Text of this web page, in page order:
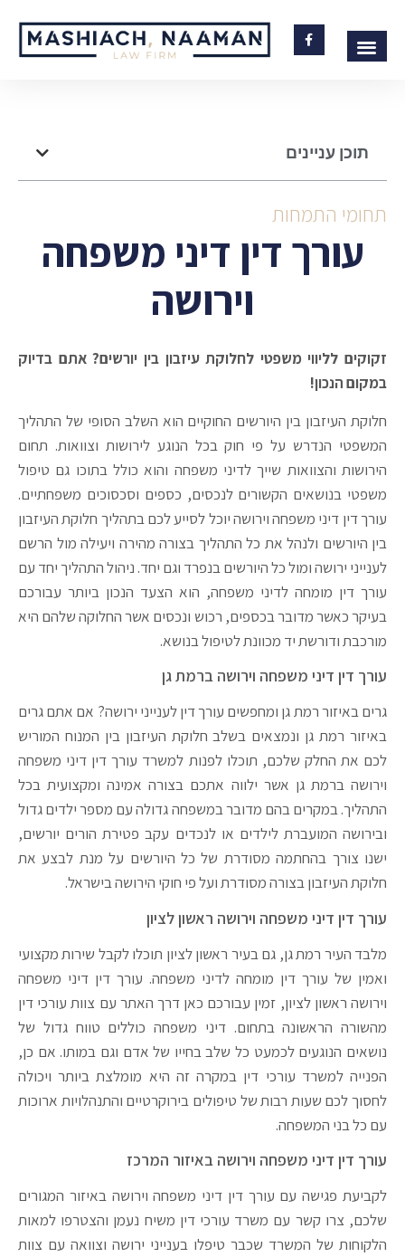
תחומי התמחות
עורך דין דיני משפחה
וירושה
זקוקים לליווי משפטי לחלוקת עיזבון בין יורשים? אתם בדיוק
במקום הנכון!
חלוקת העיזבון בין היורשים החוקיים הוא השלב הסופי של התהליך
המשפטי הנדרש על פי חוק בכל הנוגע לירושות וצוואות. תחום
הירושות והצוואות שייך לדיני משפחה והוא כולל בתוכו גם טיפול
משפטי בנושאים הקשורים לנכסים, כספים וסכסוכים משפחתיים.
עורך דין דיני משפחה וירושה יוכל לסייע לכם בתהליך חלוקת העיזבון
בין היורשים ולנהל את כל התהליך בצורה מהירה ויעילה מול הרשם
לענייני ירושה ומול כל היורשים בנפרד וגם יחד. ניהול התהליך יחד עם
עורך דין מומחה לדיני משפחה, הוא הצעד הנכון ביותר עבורכם
בעיקר כאשר מדובר בכספים, רכוש ונכסים אשר החלוקה שלהם היא
מורכבת ודורשת יד מכוונת לטיפול בנושא.
עורך דין דיני משפחה וירושה ברמת גן
גרים באיזור רמת גן ומחפשים עורך דין לענייני ירושה? אם אתם גרים
באיזור רמת גן ונמצאים בשלב חלוקת העיזבון בין המנוח המוריש
לכם את החלק שלכם, תוכלו לפנות למשרד עורך דין דיני משפחה
וירושה ברמת גן אשר ילווה אתכם בצורה אמינה ומקצועית בכל
התהליך. במקרים בהם מדובר במשפחה גדולה עם מספר ילדים גדול
ובירושה המועברת לילדים או לנכדים עקב פטירת הורים יורשים,
ישנו צורך בהחתמה מסודרת של כל היורשים על מנת לבצע את
חלוקת העיזבון בצורה מסודרת ועל פי חוקי הירושה בישראל.
עורך דין דיני משפחה וירושה ראשון לציון
מלבד העיר רמת גן, גם בעיר ראשון לציון תוכלו לקבל שירות מקצועי
ואמין של עורך דין מומחה לדיני משפחה. עורך דין דיני משפחה
וירושה ראשון לציון, זמין עבורכם כאן דרך האתר עם צוות עורכי דין
מהשורה הראשונה בתחום. דיני משפחה כוללים טווח גדול של
נושאים הנוגעים לכמעט כל שלב בחייו של אדם וגם במותו. אם כן,
הפנייה למשרד עורכי דין במקרה זה היא מומלצת ביותר ויכולה
לחסוך לכם שעות רבות של טיפולים בירוקרטיים והתנהלויות ארוכות
עם כל בני המשפחה.
עורך דין דיני משפחה וירושה באיזור המרכז
לקביעת פגישה עם עורך דין דיני משפחה וירושה באיזור המגורים
שלכם, צרו קשר עם משרד עורכי דין משיח נעמן והצטרפו למאות
הלקוחות של המשרד שכבר טיפלו בענייני ירושה וצוואה עם צוות
תוכן עניינים